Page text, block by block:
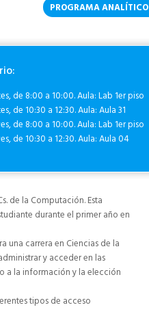
PROGRAMA ANALÍTICO
de 8:00 a 10:00. Aula: Lab 1er piso
de 10:30 a 12:30. Aula: Aula 31
de 8:00 a 10:00. Aula: Lab 1er piso
de 10:30 a 12:30. Aula: Aula 04
de la Computación. Esta
durante el primer año en
una carrera en Ciencias de la
y acceder en las
a la información y la elección
tipos de acceso